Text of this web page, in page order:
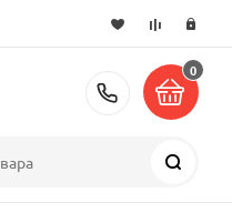
+7 (495)
0